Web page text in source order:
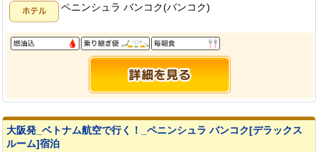
ペニンシュラ バンコク(バンコク)
大阪発_ベトナム航空で行く！_ペニンシュラ バンコク[デラックス
ルーム]宿泊